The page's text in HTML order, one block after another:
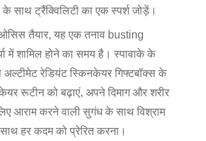
साथ ट्रैंक्विलिटी का एक स्पर्श जोड़ें।
तैयार, यह एक तनाव busting
में शामिल होने का समय है। स्पावाके के
अल्टीमेट रेडियंट स्किनकेयर गिफ्टबॉक्स के
रूटीन को बढ़ाएं, अपने दिमाग और शरीर
आराम करने वाली सुगंध के साथ विश्राम
हर कदम को प्रेरित करना।